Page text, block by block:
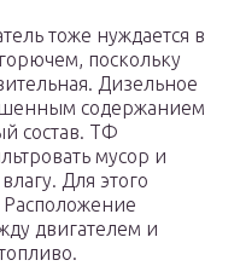
тоже нуждается в
поскольку
Дизельное
содержанием
состав. ТФ
мусор и
Для этого
Расположение
двигателем и